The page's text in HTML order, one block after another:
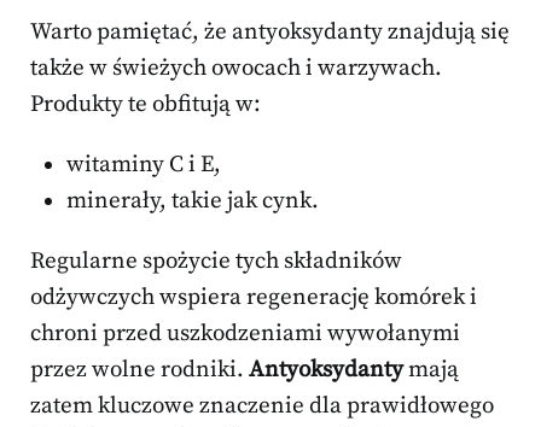
Warto pamiętać, że antyoksydanty znajdują się
także w świeżych owocach i warzywach.
Produkty te obfitują w:
witaminy C i E,
minerały, takie jak cynk.
Regularne spożycie tych składników
odżywczych wspiera regenerację komórek i
chroni przed uszkodzeniami wywołanymi
przez wolne rodniki. Antyoksydantymają
zatem kluczowe znaczenie dla prawidłowego